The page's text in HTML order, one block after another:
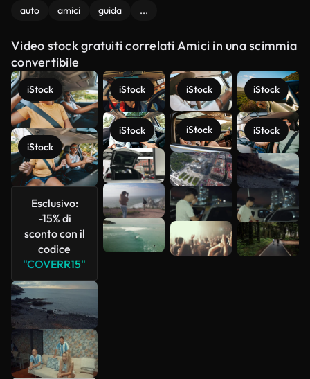
auto amici guida ...
Video stock gratuiti correlati Amici in una scimmia
convertibile
iStock
iStock
Esclusivo:
-15% di
sconto con il
codice
"COVERR15"
iStock
iStock
iStock
iStock
iStock
iStock
Scopri di
più